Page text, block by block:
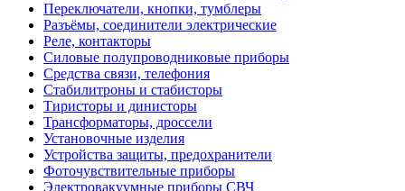
Переключатели, кнопки, тумблеры
Разъёмы, соединители электрические
Реле, контакторы
Силовые полупроводниковые приборы
Средства связи, телефония
Стабилитроны и стабисторы
Тиристоры и динисторы
Трансформаторы, дроссели
Установочные изделия
Устройства защиты, предохранители
Фоточувствительные приборы
Электровакуумные приборы СВЧ